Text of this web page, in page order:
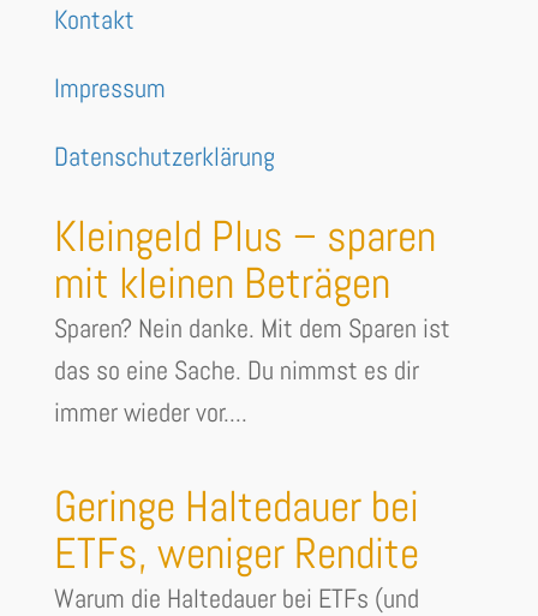
Kontakt
Impressum
Datenschutzerklärung
Kleingeld Plus – sparen
mit kleinen Beträgen
Sparen? Nein danke. Mit dem Sparen ist
das so eine Sache. Du nimmst es dir
immer wieder vor....
Geringe Haltedauer bei
ETFs, weniger Rendite
Warum die Haltedauer bei ETFs (und